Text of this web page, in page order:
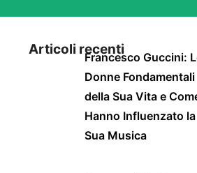
Articoli recentiFrancesco Guccini:
Donne Fondamentali
della Sua Vita e
Hanno Influenzato la
Sua Musica